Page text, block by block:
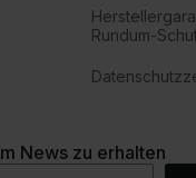
Rundum-
News zu erhalten